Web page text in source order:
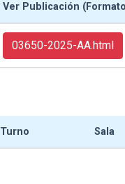
Ver Publicación
03650-2025-AA.html
Turno Sala